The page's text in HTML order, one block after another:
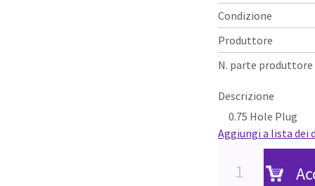
Condizione
Produttore
N. parte produttore
Descrizione
0.75 Hole Plug
Aggiungi a lista dei